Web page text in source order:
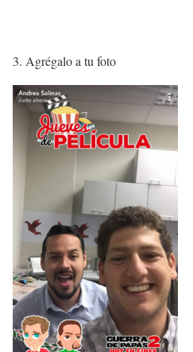
3. Agrégalo a tu foto